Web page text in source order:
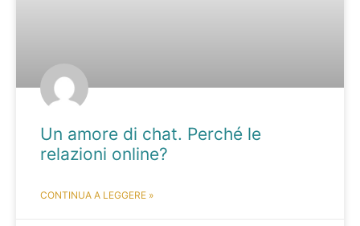
Un amore di chat. Perché le
relazioni online?
CONTINUA A LEGGERE »